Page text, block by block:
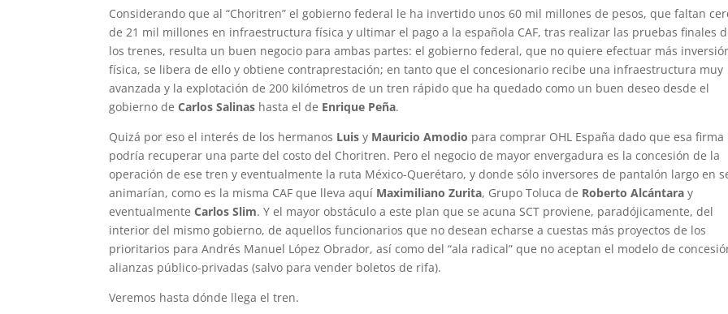
Considerando que al “Choritren” el gobierno federal le ha invertido unos 60 mil millones de pesos, que faltan
de 21 mil millones en infraestructura física y ultimar el pago a la española CAF, tras realizar las pruebas finales
los trenes, resulta un buen negocio para ambas partes: el gobierno federal, que no quiere efectuar más
física, se libera de ello y obtiene contraprestación; en tanto que el concesionario recibe una infraestructura muy
avanzada y la explotación de 200 kilómetros de un tren rápido que ha quedado como un buen deseo desde el
gobierno deCarlos Salinas hasta el de Enrique Peña.
Quizá por eso el interés de los hermanos Luisy Mauricio Amodio para comprar OHL España dado que esa firma
podría recuperar una parte del costo del Choritren. Pero el negocio de mayor envergadura es la concesión de la
operación de ese tren y eventualmente la ruta México-Querétaro, y donde sólo inversores de pantalón largo en
animarían, como es la misma CAF que lleva aquí Maximiliano Zurita, Grupo Toluca de Roberto Alcántara y
eventualmenteCarlos Slim. Y el mayor obstáculo a este plan que se acuna SCT proviene, paradójicamente, del
interior del mismo gobierno, de aquellos funcionarios que no desean echarse a cuestas más proyectos de los
prioritarios para Andrés Manuel López Obrador, así como del “ala radical” que no aceptan el modelo de
alianzas público-privadas (salvo para vender boletos de rifa).
Veremos hasta dónde llega el tren.